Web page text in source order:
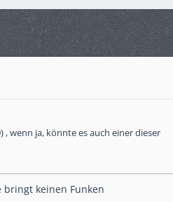
, wenn ja, könnte es auch einer dieser
keinen Funken